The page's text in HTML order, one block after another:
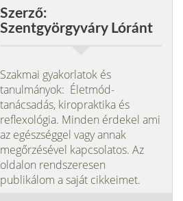
Szerző:
Szentgyörgyváry Lóránt
Szakmai gyakorlatok és
tanulmányok: Életmód-
tanácsadás, kiropraktika és
reflexológia. Minden érdekel ami
az egészséggel vagy annak
megőrzésével kapcsolatos. Az
oldalon rendszeresen
publikálom a saját cikkeimet.